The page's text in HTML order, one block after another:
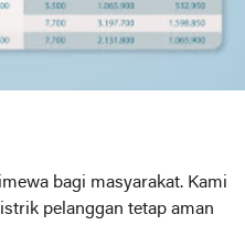
bagi masyarakat. Kami
pelanggan tetap aman